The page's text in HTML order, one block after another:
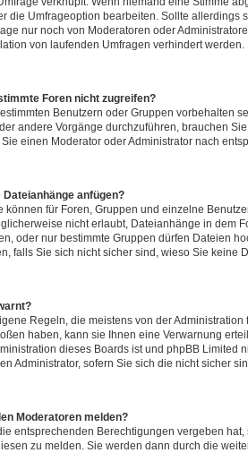
die Umfrageoption bearbeiten. Sollte allerdings
nur noch von Moderatoren oder
von laufenden Umfragen verhindert werden.
Foren nicht zugreifen?
Benutzern oder Gruppen vorbehalten
andere Vorgänge durchzuführen, brauchen
einen Moderator oder Administrator nach
anfügen?
können für Foren, Gruppen und einzelne
nicht erlaubt, Dateianhänge in dem
oder nur bestimmte Gruppen dürfen Dateien
falls Sie sich nicht sicher sind, wieso Sie keine
Regeln, die meistens von der
haben, kann sie Ihnen eine Verwarnung
dieses Boards ist und phpBB Limited
Administrator, sofern Sie sich die nicht sicher
Moderatoren melden?
entsprechenden Berechtigungen vergeben
zu melden. Sie werden dann durch die